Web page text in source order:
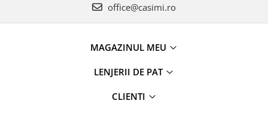
office@casimi.ro
MAGAZINUL MEU
LENJERII DE PAT
CLIENTI